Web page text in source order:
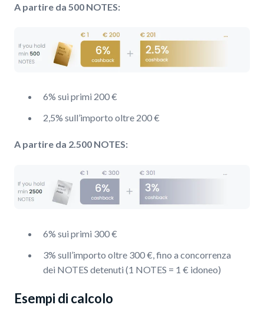
A partire da 500 NOTES:
6% sui primi 200 €
2,5% sull’importo oltre 200 €
A partire da 2.500 NOTES:
6% sui primi 300 €
3% sull’importo oltre 300 €, fino a concorrenza
dei NOTES detenuti (1 NOTES = 1 € idoneo)
Esempi di calcolo